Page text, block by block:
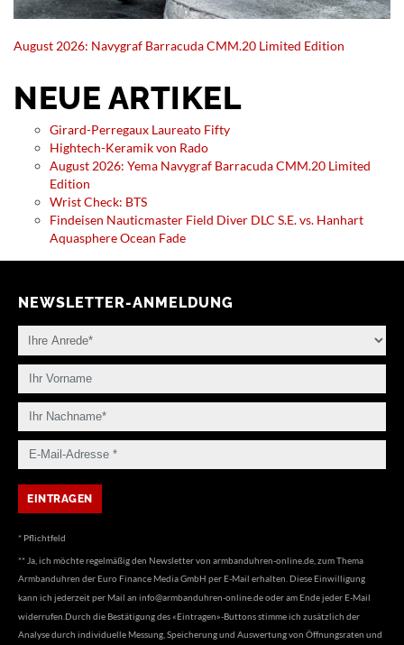
August 2026: Navygraf Barracuda CMM.20 Limited Edition
NEUE ARTIKEL
Girard-Perregaux Laureato Fifty
Hightech-Keramik von Rado
August 2026: Yema Navygraf Barracuda CMM.20 Limited
Edition
Wrist Check: BTS
Findeisen Nauticmaster Field Diver DLC S.E. vs. Hanhart
Aquasphere Ocean Fade
NEWSLETTER-ANMELDUNG
* Pflichtfeld
** Ja, ich möchte regelmäßig den Newsletter von armbanduhren-online.de, zum Thema
Armbanduhren der Euro Finance Media GmbH per E-Mail erhalten. Diese Einwilligung
kann ich jederzeit per Mail an info@armbanduhren-online.deoder am Ende jeder E-Mail
widerrufen.Durch die Bestätigung des «Eintragen»-Buttons stimme ich zusätzlich der
Analyse durch individuelle Messung, Speicherung und Auswertung von Öffnungsraten und